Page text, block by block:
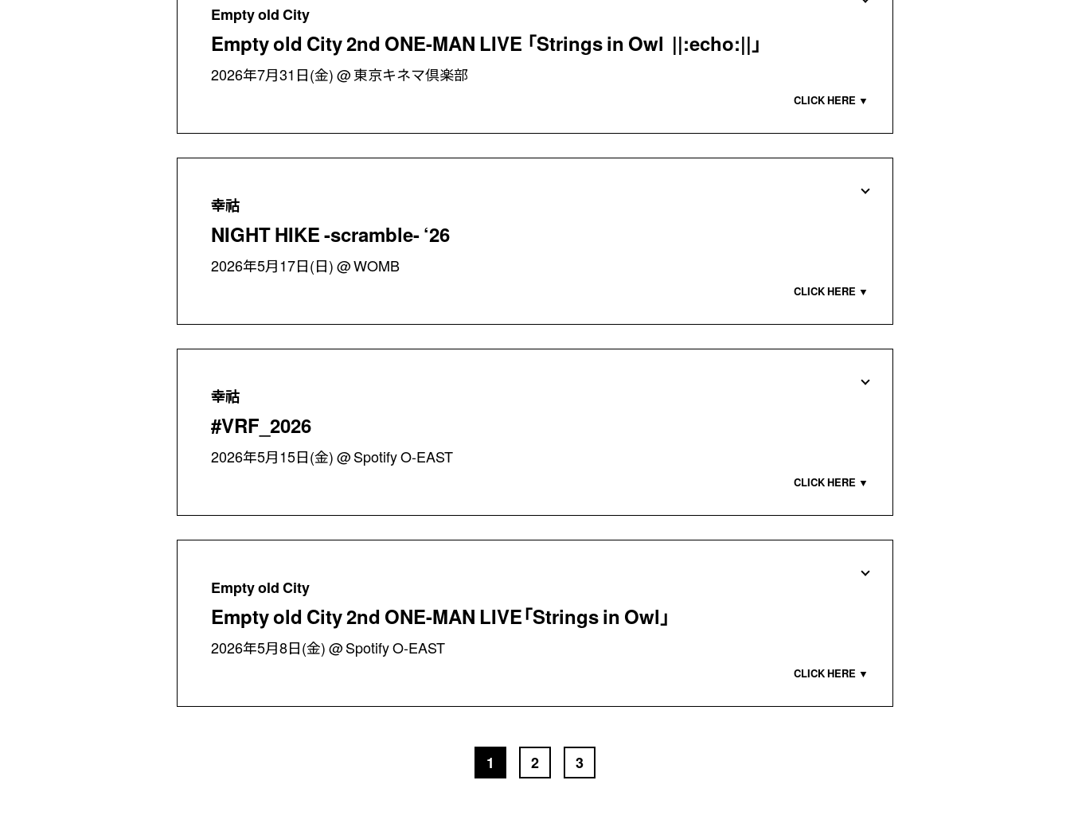
Empty old City
Empty old City 2nd ONE-MAN LIVE 「Strings in Owl ||:echo:||」
2026年7月31日(金) 東京キネマ倶楽部
幸祜
NIGHT HIKE -scramble- ‘26
2026年5月17日(日) WOMB
幸祜
#VRF_2026
2026年5月15日(金) Spotify O-EAST
Empty old City
Empty old City 2nd ONE-MAN LIVE「Strings in Owl」
2026年5月8日(金) Spotify O-EAST
1 2 3